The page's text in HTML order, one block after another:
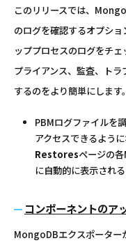
このリリースでは、
のログを確認するオプシ
ッププロセスのログをチ
プライアンス、監査、ト
するのをより簡単にします。
PBMログファイルを
アクセスできるよう
Restoresページの
に自動的に表示され
コンポーネントのア
MongoDBエクスポーター